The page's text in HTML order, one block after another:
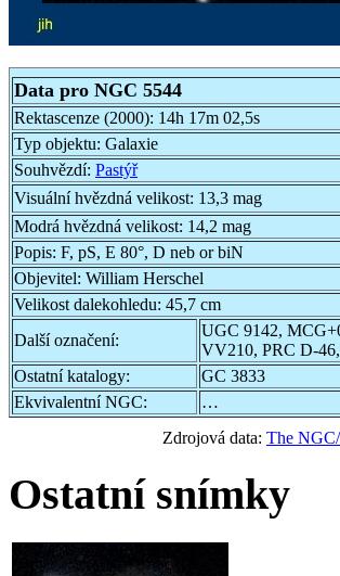
Data pro NGC 5544
Rektascenze (2000): 14h 17m 02,5s
Typ objektu: Galaxie
Souhvězdí: Pastýř
Visuální hvězdná velikost: 13,3 mag
Modrá hvězdná velikost: 14,2 mag
Popis: F, pS, E 80°, D neb or biN
Objevitel: William Herschel
Velikost dalekohledu: 45,7 cm
Další označení:
UGC 9142,
VV210, PRC D-
Ostatní katalogy:
GC 3833
Ekvivalentní NGC:
…
Zdrojová data: The
Ostatní snímky